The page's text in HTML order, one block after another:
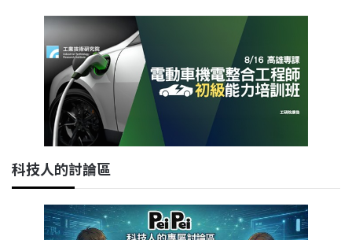
科技人的討論區